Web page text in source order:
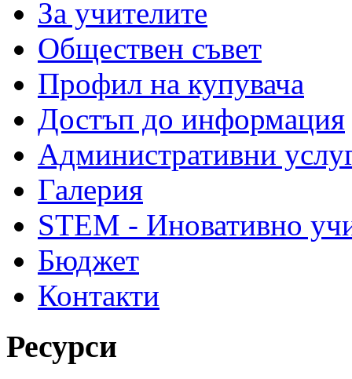
За учителите
Обществен съвет
Профил на купувача
Достъп до информация
Административни
Галерия
STEM - Иновативно
Бюджет
Контакти
Ресурси